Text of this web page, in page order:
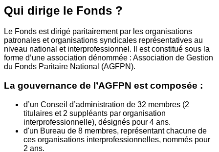
Qui dirige le Fonds ?
Le Fonds est dirigé paritairement par les organisations
patronales et organisations syndicales représentatives au
niveau national et interprofessionnel. Il est constitué sous la
forme d’une association dénommée : Association de Gestion
du Fonds Paritaire National (AGFPN).
La gouvernance de l’AGFPN est composée :
d’un Conseil d’administration de 32 membres (2
titulaires et 2 suppléants par organisation
interprofessionnelle), désignés pour 4 ans.
d'un Bureau de 8 membres, représentant chacune de
ces organisations interprofessionnelles, nommés pour
2 ans.